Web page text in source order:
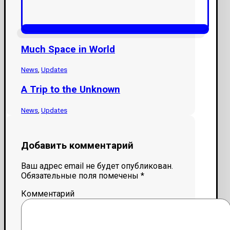
Much Space in World
News, Updates
A Trip to the Unknown
News Updates
Добавить комментарий
Ваш адрес email не будет опубликован.
Обязательные поля помечены *
Комментарий